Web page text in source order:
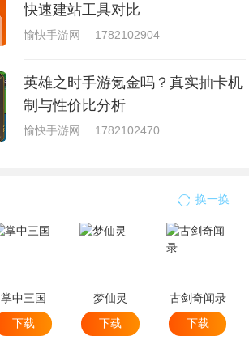
快速建站工具对比
愉快手游网 1782102904
英雄之时手游氪金吗？真实抽卡机
制与性价比分析
愉快手游网 1782102470
换一换
掌中三国
下载
梦仙灵
下载
古剑奇闻录
下载